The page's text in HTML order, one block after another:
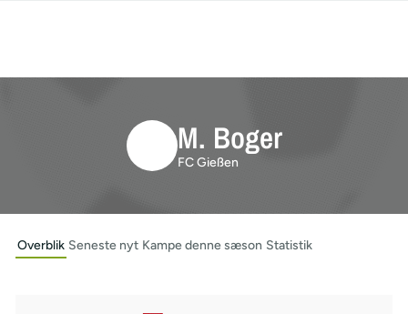
M. Boger
FC Gießen
Overblik Seneste nyt Kampe denne sæson Statistik